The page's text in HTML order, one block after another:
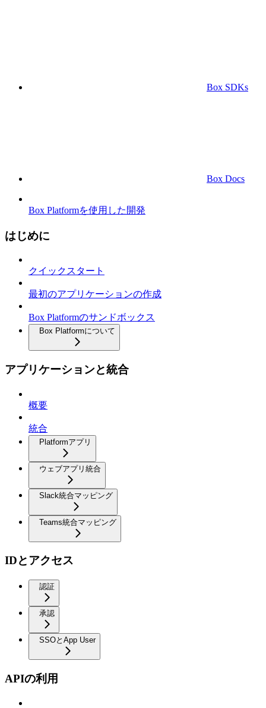
Box SDKs
Box Docs
Box Platformを使用した開発
はじめに
クイックスタート
最初のアプリケーションの作成
Box Platformのサンドボックス
Box Platformについて
アプリケーションと統合
概要
統合
Platformアプリ
ウェブアプリ統合
Slack統合マッピング
Teams統合マッピング
IDとアクセス
認証
承認
SSOとApp User
APIの利用